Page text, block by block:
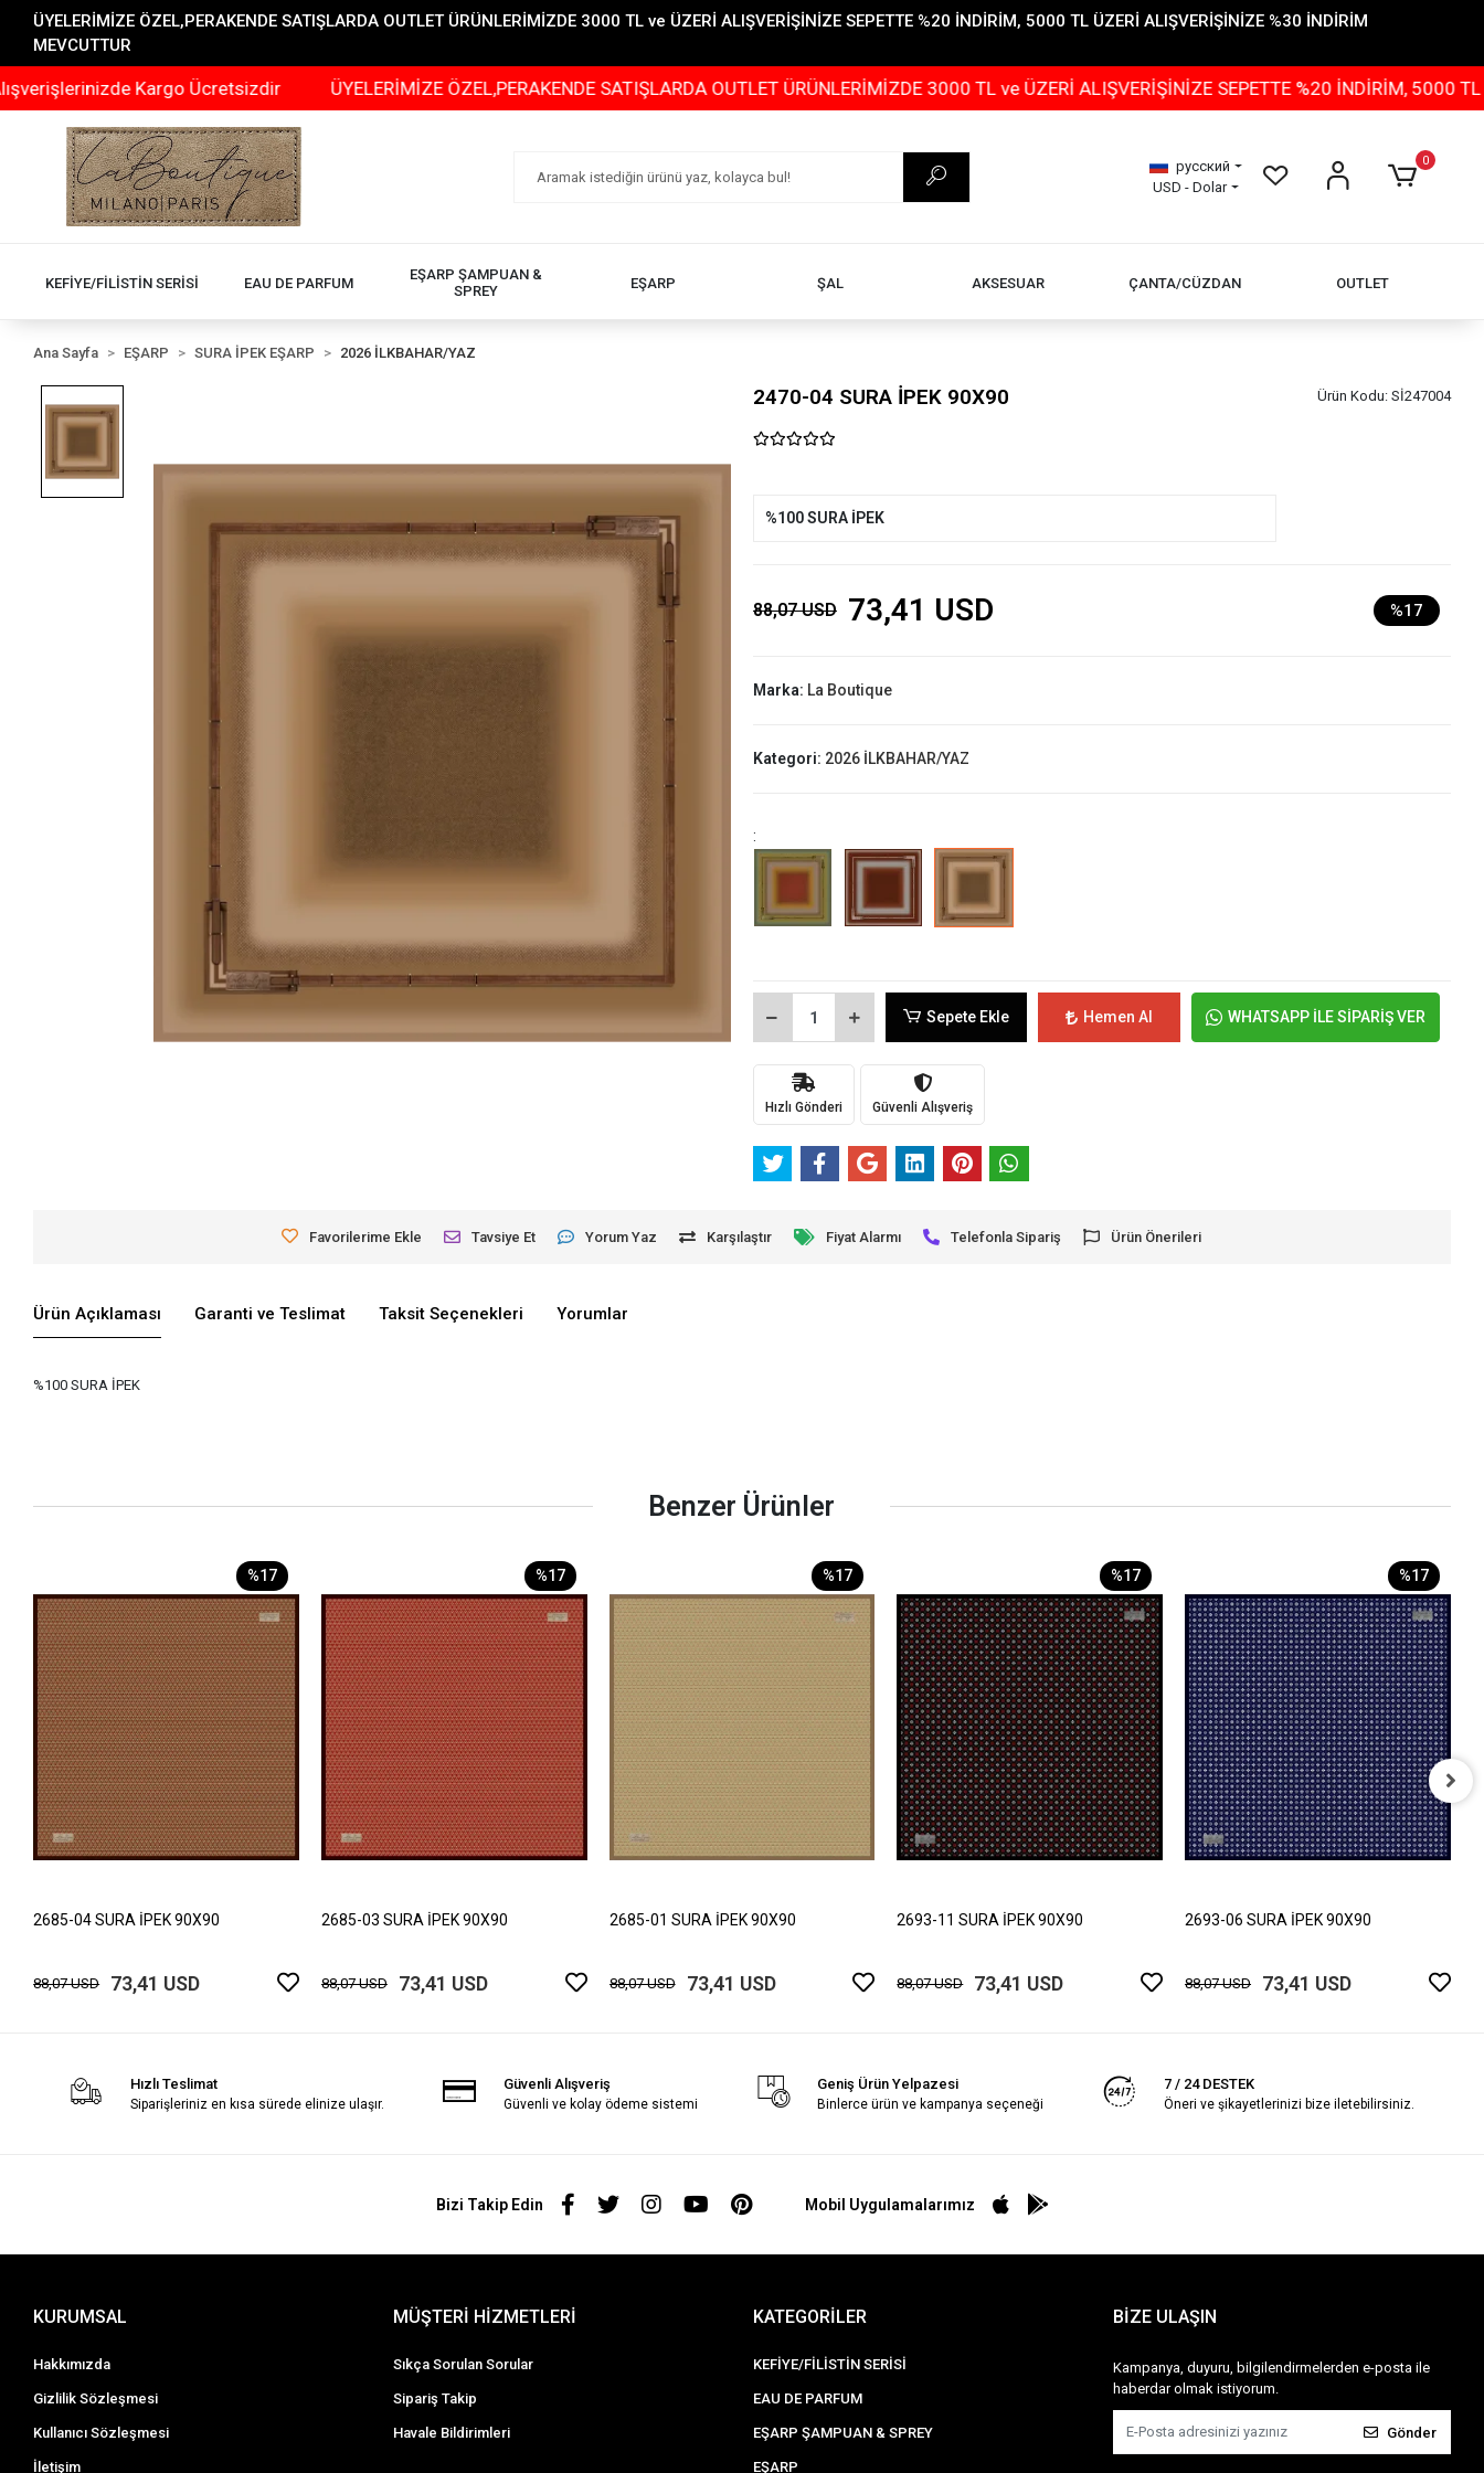
ÜYELERİMİZE ÖZEL,PERAKENDE SATIŞLARDA OUTLET ÜRÜNLERİMİZDE 3000 TL ve ÜZERİ ALIŞVERİŞİNİZE SEPETTE %20 İNDİRİM, 5000 TL ÜZERİ ALIŞVERİŞİNİZE %30 İNDİRİM
MEVCUTTUR
Kargo Ücretsizdir ÜYELERİMİZE ÖZEL,PERAKENDE SATIŞLARDA OUTLET ÜRÜNLERİMİZDE 3000 TL ve ÜZERİ ALIŞVERİŞİNİZE SEPETTE %20 İNDİRİM, 5000 TL ÜZERİ
русский
USD - Dolar
0
KEFİYE/FİLİSTİN SERİSİ EAU DE PARFUM
EŞARP ŞAMPUAN &
SPREY
EŞARP ŞAL AKSESUAR ÇANTA/CÜZDAN OUTLET
Ana Sayfa EŞARP SURA İPEK EŞARP 2026 İLKBAHAR/YAZ
2470-04 SURA İPEK 90X90 Ürün Kodu: Sİ247004
%100 SURA İPEK
88,07 USD 73,41 USD %17
Marka: La Boutique
Kategori: 2026 İLKBAHAR/YAZ
:
Sepete Ekle Hemen Al WHATSAPP İLE SİPARİŞ VER
Hızlı Gönderi Güvenli Alışveriş
Favorilerime Ekle Tavsiye Et Yorum Yaz Karşılaştır Fiyat Alarmı Telefonla Sipariş Ürün Önerileri
Ürün Açıklaması Garanti ve Teslimat Taksit Seçenekleri Yorumlar
%100 SURA İPEK
Benzer Ürünler
%17
2685-04 SURA İPEK 90X90
88,07 USD 73,41 USD
%17
2685-03 SURA İPEK 90X90
88,07 USD 73,41 USD
%17
2685-01 SURA İPEK 90X90
88,07 USD 73,41 USD
%17
2693-11 SURA İPEK 90X90
88,07 USD 73,41 USD
%17
2693-06 SURA İPEK 90X90
88,07 USD 73,41 USD
Hızlı Teslimat
Siparişleriniz en kısa sürede elinize ulaşır.
Güvenli Alışveriş
Güvenli ve kolay ödeme sistemi
Geniş Ürün Yelpazesi
Binlerce ürün ve kampanya seçeneği
7 / 24 DESTEK
Öneri ve şikayetlerinizi bize iletebilirsiniz.
Bizi Takip Edin Mobil Uygulamalarımız
KURUMSAL
Hakkımızda
Gizlilik Sözleşmesi
Kullanıcı Sözleşmesi
İletişim
MÜŞTERİ HİZMETLERİ
Sıkça Sorulan Sorular
Sipariş Takip
Havale Bildirimleri
KATEGORİLER
KEFİYE/FİLİSTİN SERİSİ
EAU DE PARFUM
EŞARP ŞAMPUAN & SPREY
EŞARP
BİZE ULAŞIN
Kampanya, duyuru, bilgilendirmelerden e-posta ile
haberdar olmak istiyorum.
Gönder